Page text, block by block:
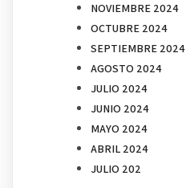
NOVIEMBRE 2024
OCTUBRE 2024
SEPTIEMBRE 2024
AGOSTO 2024
JULIO 2024
JUNIO 2024
MAYO 2024
ABRIL 2024
JULIO 202